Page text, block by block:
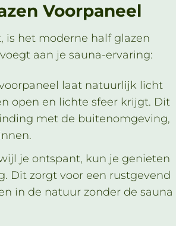
Voorpaneel
is het moderne half glazen
aan je sauna-ervaring:
laat natuurlijk licht
open en lichte sfeer krijgt. Dit
met de buitenomgeving,
je ontspant, kun je genieten
Dit zorgt voor een rustgevend
in de natuur zonder de sauna